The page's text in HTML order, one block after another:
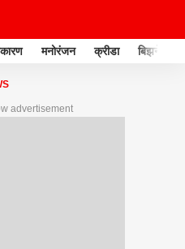
मनोरंजन क्रीडा बिझनेस
advertisement